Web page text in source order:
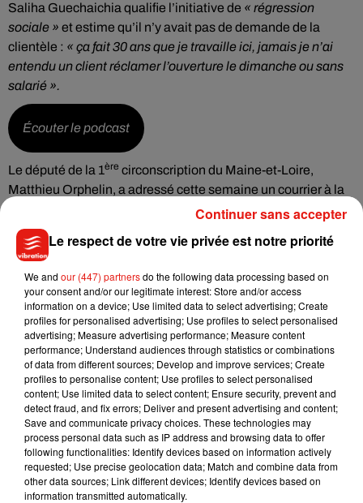
Saliha Guechaichia qualifie l’initiative de « régression
sociale » et estime qu’il n’y avait pas de demande de la
clientèle : « ça fait 30 ans que je travaille ici, jamais je n’ai
entendu un client réclamer l’ouverture le dimanche ou sans
salarié ».
Écouter le podcast
Le député de la 1ère circonscription du Maine-et-Loire,
Matthieu Orphelin, a adressé cette semaine un courrier à la
direction du groupe Casino, dans lequel il fustige« un
nouveau modèle d’achat qui ne paraît souhaitable ni
économiquement, ni socialement ».
L'ouverture à#Angersdu 1er hypermarché 100% robotisé
(sans personnel) le dimanche après-midi n'est pas
souhaitable. Syndicats, élus et acteurs locaux y sont
unaniment opposés. J'ai demandé au groupe Casino de
reconsidérer sa décision. L'avenir du commerce durable est
ailleurs.pic.twitter.com/lclEPa9nEH
— Matthieu ORPHELIN (@M_Orphelin)August 22, 2019
Musique
Le respect de votre vie privée est notre priorité
We and our (447) partnersdo the following data processing based on
your consent and/or our legitimate interest: Store and/or access
information on a device; Use limited data to select advertising; Create
profiles for personalised advertising; Use profiles to select personalised
advertising; Measure advertising performance; Measure content
performance; Understand audiences through statistics or combinations
of data from different sources; Develop and improve services; Create
profiles to personalise content; Use profiles to select personalised
content; Use limited data to select content; Ensure security, prevent and
detect fraud, and fix errors; Deliver and present advertising and content;
Save and communicate privacy choices. These technologies may
process personal data such as IP address and browsing data to offer
following functionalities: Identify devices based on information actively
requested; Use precise geolocation data; Match and combine data from
other data sources; Link different devices; Identify devices based on
information transmitted automatically.
Continuer sans accepter